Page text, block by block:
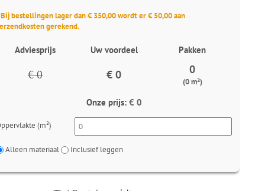
bestellingen lager dan € 350,00 wordt er € 50,00 aan
gerekend.
Adviesprijs Uw voordeel Pakken
€ 0 € 0 0
(0 m²)
Onze prijs: € 0
(m²)
Alleen materiaal Inclusief leggen